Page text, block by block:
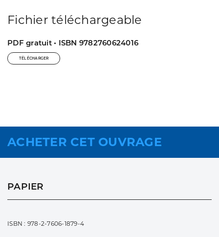
Fichier téléchargeable
PDF gratuit • ISBN 9782760624016
TÉLÉCHARGER
ACHETER CET OUVRAGE
PAPIER
ISBN : 978-2-7606-1879-4